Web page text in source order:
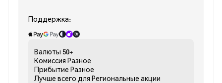
Поддержка:
Валюты 50+
Комиссия Разное
Прибытие Разное
Лучше всего для Региональные акции